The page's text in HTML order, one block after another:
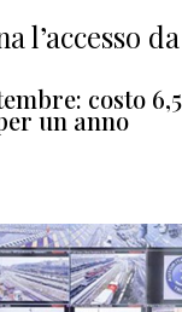
l’accesso
costo
un anno